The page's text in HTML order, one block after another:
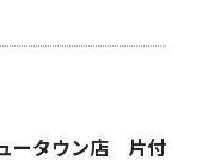
ータウン店 片付